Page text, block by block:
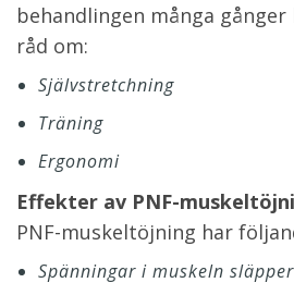
behandlingen många
råd om:
Självstretchning
Träning
Ergonomi
Effekter av PNF-
PNF-muskeltöjning har
Spänningar i muskeln släpper